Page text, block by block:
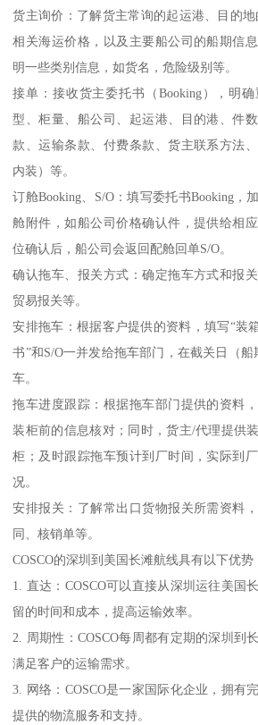
货主询价：了解货主常询的起运港、目的
相关海运价格，以及主要船公司的船期信
明一些类别信息，如货名，危险级别等。
接单：接收货主委托书（Booking），明
型、柜量、船公司、起运港、目的港、件
款、运输条款、付费条款、货主联系方法
内装）等。
订舱Booking、S/O：填写委托书Booking，
舱附件，如船公司价格确认件，提供给相
位确认后，船公司会返回配舱回单S/O。
确认拖车、报关方式：确定拖车方式和报
贸易报关等。
安排拖车：根据客户提供的资料，填写“装
书”和S/O一并发给拖车部门，在截关日（
车。
拖车进度跟踪：根据拖车部门提供的资料
装柜前的信息核对；同时，货主/代理提供
柜；及时跟踪拖车预计到厂时间，实际到
况。
安排报关：了解常出口货物报关所需资料
同、核销单等。
COSCO的深圳到美国长滩航线具有以下优势
1. 直达：COSCO可以直接从深圳运往美国
留的时间和成本，提高运输效率。
2. 周期性：COSCO每周都有定期的深圳到
满足客户的运输需求。
3. 网络：COSCO是一家国际化企业，拥有
提供的物流服务和支持。